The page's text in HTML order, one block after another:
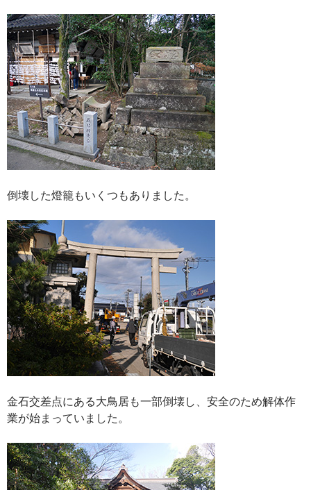
倒壊した燈籠もいくつもありました。
金石交差点にある大鳥居も一部倒壊し、安全のため解体作
業が始まっていました。